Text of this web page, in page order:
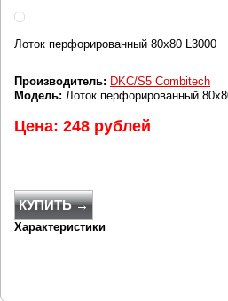
Лоток перфорированный 80х80 L3000
Производитель: DKC/S5 Combitech
Модель: Лоток перфорированный
Цена: 248 рублей
КУПИТЬ →
Характеристики